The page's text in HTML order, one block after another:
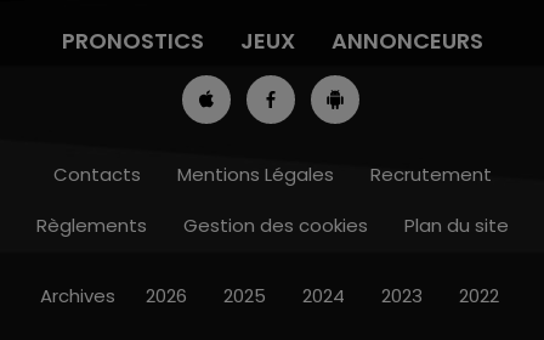
8h00 - 10h00
PRONOSTICS
JEUX ANNONCEURS
Contacts Mentions Légales
Recrutement
Règlements
Gestion des cookies Plan du site
Archives 2026 2025 2024 2023 2022